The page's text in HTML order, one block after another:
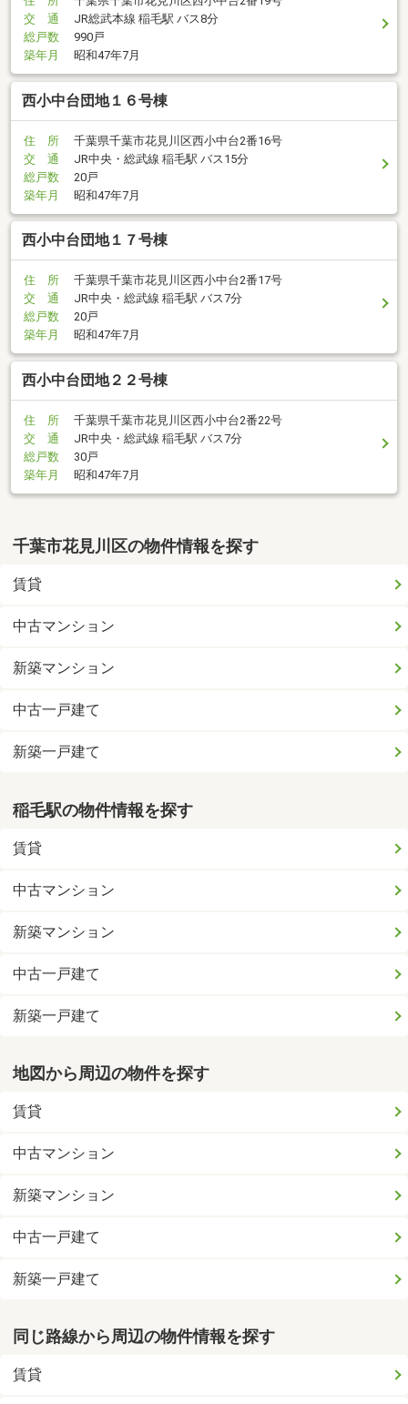
交 通
JR総武本線 稲毛駅 バス8分
総戸数
990戸
築年月
昭和47年7月
西小中台団地１６号棟
住 所
千葉県千葉市花見川区西小中台2番16号
交 通
JR中央・総武線 稲毛駅 バス15分
総戸数
20戸
築年月
昭和47年7月
西小中台団地１７号棟
住 所
千葉県千葉市花見川区西小中台2番17号
交 通
JR中央・総武線 稲毛駅 バス7分
総戸数
20戸
築年月
昭和47年7月
西小中台団地２２号棟
住 所
千葉県千葉市花見川区西小中台2番22号
交 通
JR中央・総武線 稲毛駅 バス7分
総戸数
30戸
築年月
昭和47年7月
千葉市花見川区の物件情報を探す
賃貸
中古マンション
新築マンション
中古一戸建て
新築一戸建て
稲毛駅の物件情報を探す
賃貸
中古マンション
新築マンション
中古一戸建て
新築一戸建て
地図から周辺の物件を探す
賃貸
中古マンション
新築マンション
中古一戸建て
新築一戸建て
同じ路線から周辺の物件情報を探す
賃貸